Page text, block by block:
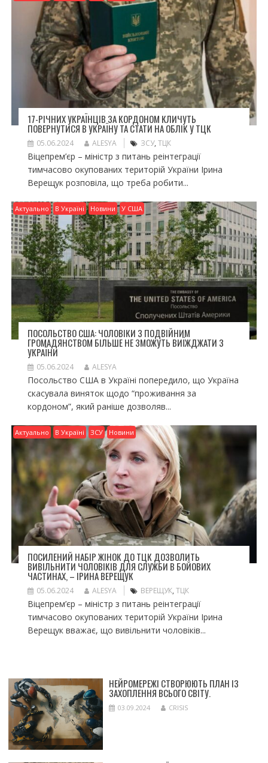
17-РІЧНИХ УКРАЇНЦІВ ЗА КОРДОНОМ КЛИЧУТЬ
ПОВЕРНУТИСЯ В УКРАЇНУ ТА СТАТИ НА ОБЛІК У ТЦК
05.06.2024 ALESYA ЗСУ, ТЦК
Віцепрем’єр – міністр з питань реінтеграції
тимчасово окупованих територій України Ірина
Верещук розповіла, що треба робити...
Актуально В Україні Новини У США
ПОСОЛЬСТВО США: ЧОЛОВІКИ З ПОДВІЙНИМ
ГРОМАДЯНСТВОМ БІЛЬШЕ НЕ ЗМОЖУТЬ ВИЇЖДЖАТИ З
УКРАЇНИ
05.06.2024 ALESYA
Посольство США в Україні попередило, що Україна
скасувала виняток щодо “проживання за
кордоном”, який раніше дозволяв...
Актуально В Україні ЗСУ Новини
ПОСИЛЕНИЙ НАБІР ЖІНОК ДО ТЦК ДОЗВОЛИТЬ
ВИВІЛЬНИТИ ЧОЛОВІКІВ ДЛЯ СЛУЖБИ В БОЙОВИХ
ЧАСТИНАХ, – ІРИНА ВЕРЕЩУК
05.06.2024 ALESYA ВЕРЕЩУК, ТЦК
Віцепрем’єр – міністр з питань реінтеграції
тимчасово окупованих територій України Ірина
Верещук вважає, що вивільнити чоловіків...
НЕЙРОМЕРЕЖІ СТВОРЮЮТЬ ПЛАН ІЗ
ЗАХОПЛЕННЯ ВСЬОГО СВІТУ.
03.09.2024 CRISIS